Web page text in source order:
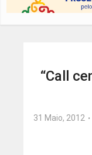
“Call
31 Maio, 2012